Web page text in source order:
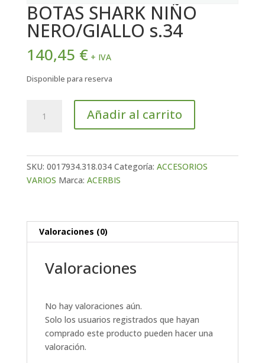
BOTAS SHARK NIÑO
NERO/GIALLO s.34
140,45 € + IVA
Disponible para reserva
SHARK
Añadir al carrito
SKU: 0017934.318.034 Categoría: ACCESORIOS
VARIOS Marca: ACERBIS
Valoraciones (0)
Valoraciones
No hay valoraciones aún.
Solo los usuarios registrados que hayan
comprado este producto pueden hacer una
valoración.